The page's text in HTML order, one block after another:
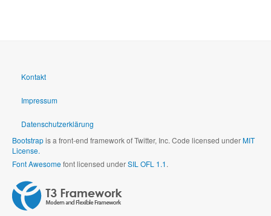
Kontakt
Impressum
Datenschutzerklärung
Bootstrapis a front-end framework of Twitter, Inc. Code licensed underMIT
License.
Font Awesomefont licensed underSIL OFL 1.1.